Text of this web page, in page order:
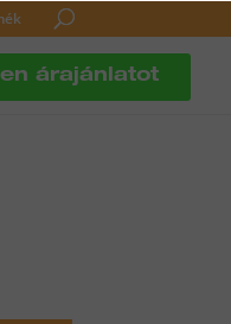
árajánlatot